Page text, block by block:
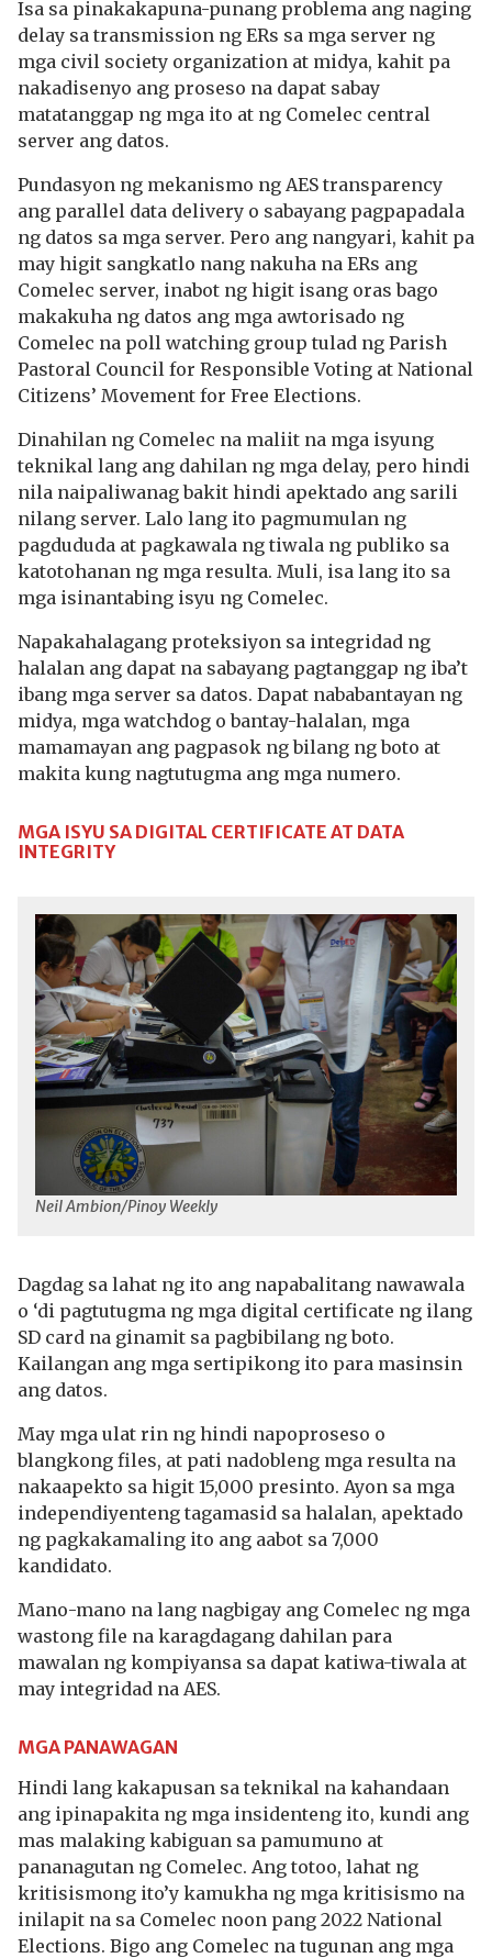
Isa sa pinakakapuna-punang problema ang naging
delay sa transmission ng ERs sa mga server ng
mga civil society organization at midya, kahit pa
nakadisenyo ang proseso na dapat sabay
matatanggap ng mga ito at ng Comelec central
server ang datos.
Pundasyon ng mekanismo ng AES transparency
ang parallel data delivery o sabayang pagpapadala
ng datos sa mga server. Pero ang nangyari, kahit pa
may higit sangkatlo nang nakuha na ERs ang
Comelec server, inabot ng higit isang oras bago
makakuha ng datos ang mga awtorisado ng
Comelec na poll watching group tulad ng Parish
Pastoral Council for Responsible Voting at National
Citizens’ Movement for Free Elections.
Dinahilan ng Comelec na maliit na mga isyung
teknikal lang ang dahilan ng mga delay, pero hindi
nila naipaliwanag bakit hindi apektado ang sarili
nilang server. Lalo lang ito pagmumulan ng
pagdududa at pagkawala ng tiwala ng publiko sa
katotohanan ng mga resulta. Muli, isa lang ito sa
mga isinantabing isyu ng Comelec.
Napakahalagang proteksiyon sa integridad ng
halalan ang dapat na sabayang pagtanggap ng iba’t
ibang mga server sa datos. Dapat nababantayan ng
midya, mga watchdog o bantay-halalan, mga
mamamayan ang pagpasok ng bilang ng boto at
makita kung nagtutugma ang mga numero.
MGA ISYU SA DIGITAL CERTIFICATE AT DATA
INTEGRITY
Neil Ambion/Pinoy Weekly
Dagdag sa lahat ng ito ang napabalitang nawawala
o ‘di pagtutugma ng mga digital certificate ng ilang
SD card na ginamit sa pagbibilang ng boto.
Kailangan ang mga sertipikong ito para masinsin
ang datos.
May mga ulat rin ng hindi napoproseso o
blangkong files, at pati nadobleng mga resulta na
nakaapekto sa higit 15,000 presinto. Ayon sa mga
independiyenteng tagamasid sa halalan, apektado
ng pagkakamaling ito ang aabot sa 7,000
kandidato.
Mano-mano na lang nagbigay ang Comelec ng mga
wastong file na karagdagang dahilan para
mawalan ng kompiyansa sa dapat katiwa-tiwala at
may integridad na AES.
MGA PANAWAGAN
Hindi lang kakapusan sa teknikal na kahandaan
ang ipinapakita ng mga insidenteng ito, kundi ang
mas malaking kabiguan sa pamumuno at
pananagutan ng Comelec. Ang totoo, lahat ng
kritisismong ito’y kamukha ng mga kritisismo na
inilapit na sa Comelec noon pang 2022 National
Elections. Bigo ang Comelec na tugunan ang mga